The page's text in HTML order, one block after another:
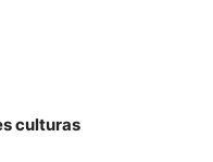
culturas